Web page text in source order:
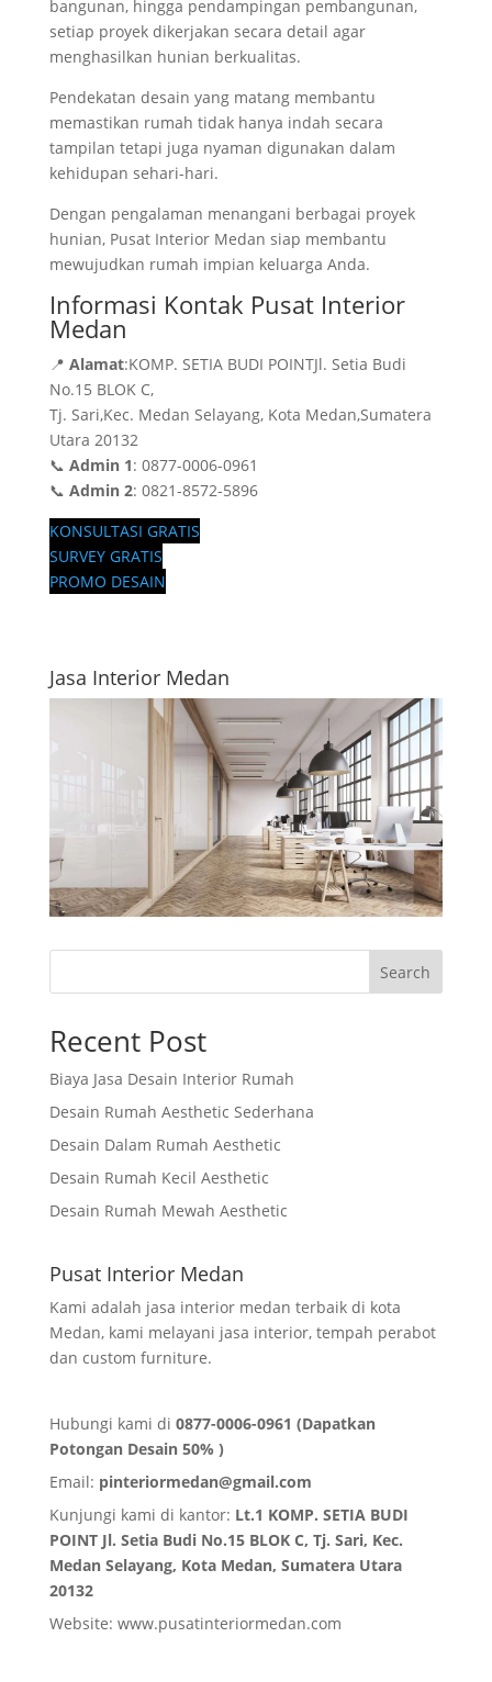
bangunan, hingga pendampingan pembangunan,
setiap proyek dikerjakan secara detail agar
menghasilkan hunian berkualitas.
Pendekatan desain yang matang membantu
memastikan rumah tidak hanya indah secara
tampilan tetapi juga nyaman digunakan dalam
kehidupan sehari-hari.
Dengan pengalaman menangani berbagai proyek
hunian, Pusat Interior Medan siap membantu
mewujudkan rumah impian keluarga Anda.
Informasi Kontak Pusat Interior
Medan
📍 Alamat:KOMP. SETIA BUDI POINTJl. Setia Budi
No.15 BLOK C,
Tj. Sari,Kec. Medan Selayang, Kota Medan,Sumatera
Utara 20132
📞 Admin 1: 0877-0006-0961
📞 Admin 2: 0821-8572-5896
KONSULTASI GRATIS
SURVEY GRATIS
PROMO DESAIN
Jasa Interior Medan
Search
Recent Post
Biaya Jasa Desain Interior Rumah
Desain Rumah Aesthetic Sederhana
Desain Dalam Rumah Aesthetic
Desain Rumah Kecil Aesthetic
Desain Rumah Mewah Aesthetic
Pusat Interior Medan
Kami adalah jasa interior medan terbaik di kota
Medan, kami melayani jasa interior, tempah perabot
dan custom furniture.
Hubungi kami di 0877-0006-0961 (Dapatkan
Potongan Desain 50% )
Email: pinteriormedan@gmail.com
Kunjungi kami di kantor: Lt.1 KOMP. SETIA BUDI
POINT Jl. Setia Budi No.15 BLOK C, Tj. Sari, Kec.
Medan Selayang, Kota Medan, Sumatera Utara
20132
Website: www.pusatinteriormedan.com